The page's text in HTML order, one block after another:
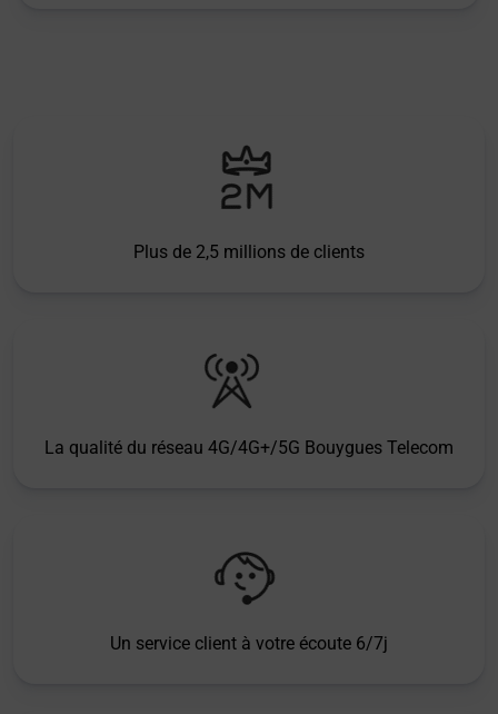
Plus de 2,5 millions de clients
La qualité du réseau 4G/4G+/5G Bouygues Telecom
Un service client à votre écoute 6/7j